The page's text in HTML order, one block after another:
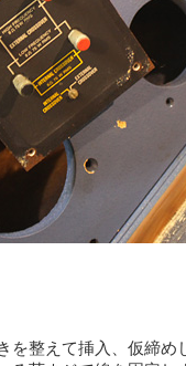
を整えて挿入、仮締め